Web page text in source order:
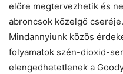
előre megtervezhetik és
abroncsok közelgő cseréje.
Mindannyiunk közös
folyamatok szén-dioxid-
elengedhetetlenek a